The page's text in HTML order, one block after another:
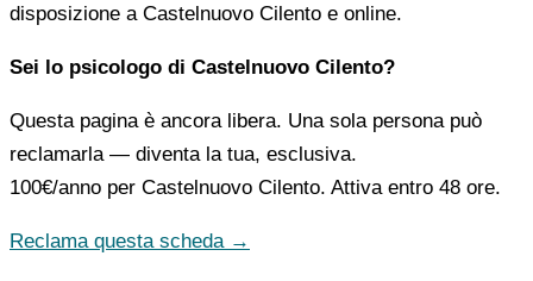
disposizione a Castelnuovo Cilento e online.
Sei lo psicologo di Castelnuovo Cilento?
Questa pagina è ancora libera. Una sola persona può
reclamarla — diventa la tua, esclusiva.
100€/anno per Castelnuovo Cilento. Attiva entro 48 ore.
Reclama questa scheda →